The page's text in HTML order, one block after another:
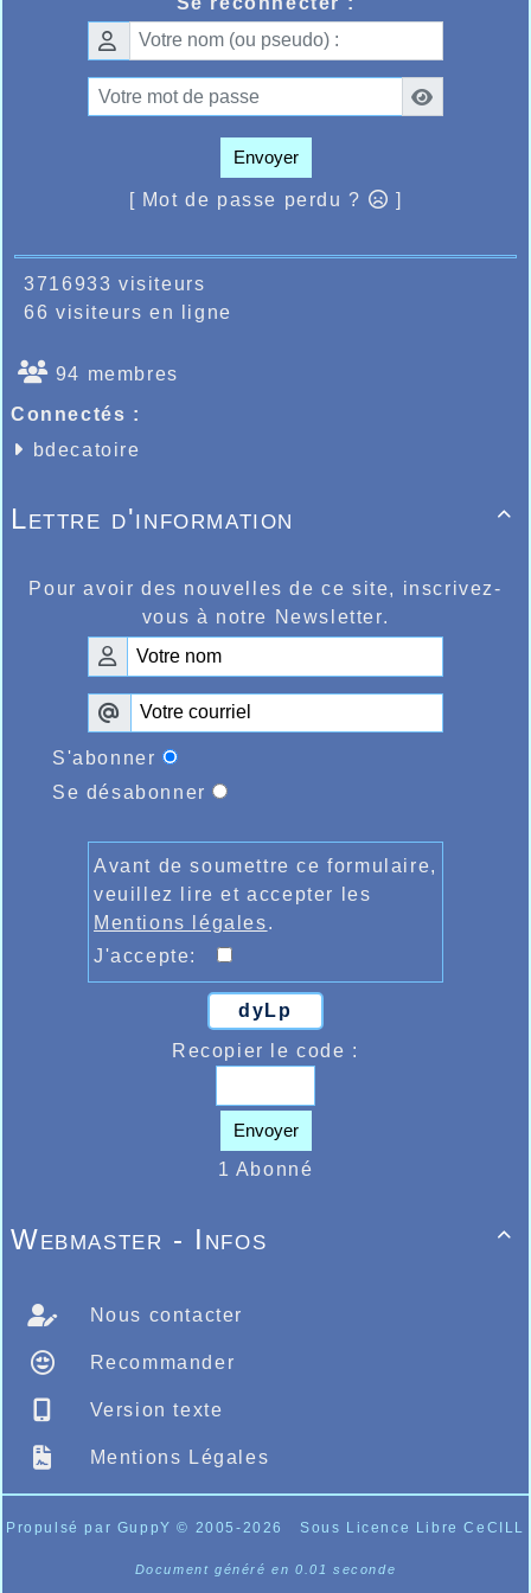
salle où Lison Dhalluin sur le 3000m espoirs
filles prenait la 11ème place en 17.13.00 à 25
secondes de son record personnel tandis que
chez les cadets, Amaury Lamiaux sur 5000m
terminait 13ème en 28..40.01
Envoyer
[ Mot de passe perdu ? ]
3716933 visiteurs
66 visiteurs en ligne
94 membres
Connectés :
bdecatoire

Lettre d'information
Pour avoir des nouvelles de ce site, inscrivez-
vous à notre Newsletter.
S'abonner
Se désabonner
Avant de soumettre ce formulaire,
veuillez lire et accepter les
Mentions légales.
J'accepte:
dyLp
Recopier le code :
Envoyer
1 Abonné

Webmaster - Infos
Nous contacter
Recommander
Version texte
Mentions Légales
Propulsé par GuppY© 2005-2026 Sous Licence Libre CeCILL
Document généré en 0.01 seconde